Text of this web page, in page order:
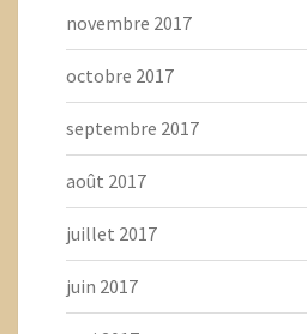
novembre 2017
octobre 2017
septembre 2017
août 2017
juillet 2017
juin 2017